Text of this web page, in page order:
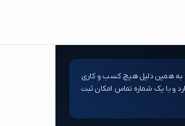
به همین دلیل هیچ کسب و کاری
و با یک شماره تماس امکان ثبت